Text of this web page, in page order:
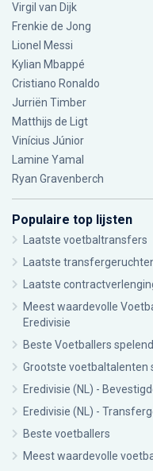
Virgil van Dijk
Frenkie de Jong
Lionel Messi
Kylian Mbappé
Cristiano Ronaldo
Jurriën Timber
Matthijs de Ligt
Vinícius Júnior
Lamine Yamal
Ryan Gravenberch
Populaire top lijsten
Laatste voetbaltransfers
Laatste
Laatste
Meest waardevolle
Eredivisie
Beste Voetballers
Grootste voetbaltalenten
Eredivisie (NL) -
Eredivisie (NL) -
Beste voetballers
Meest waardevolle